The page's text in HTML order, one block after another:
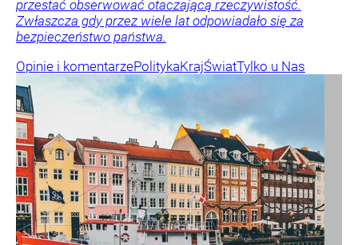
przestać obserwować otaczającą rzeczywistość.
Zwłaszcza gdy przez wiele lat odpowiadało się za
bezpieczeństwo państwa.
Opinie i komentarzePolitykaKrajŚwiatTylko u Nas